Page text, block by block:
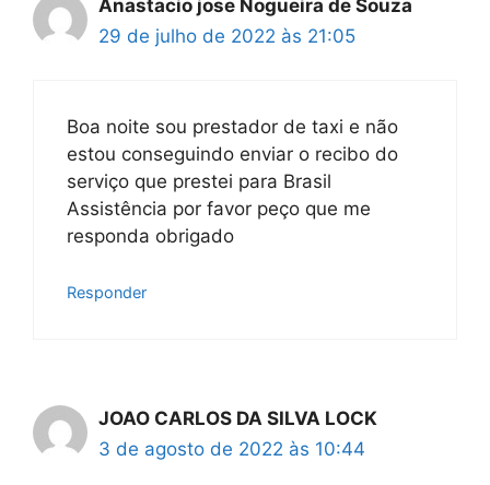
Anastacio jose Nogueira de Souza
29 de julho de 2022 às 21:05
Boa noite sou prestador de taxi e não
estou conseguindo enviar o recibo do
serviço que prestei para Brasil
Assistência por favor peço que me
responda obrigado
Responder
JOAO CARLOS DA SILVA LOCK
3 de agosto de 2022 às 10:44